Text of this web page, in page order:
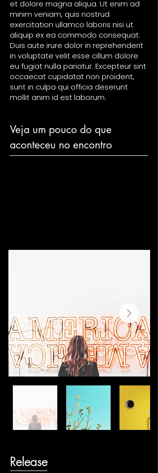
et dolore magna aliqua. Ut enim ad
minim veniam, quis nostrud
exercitation ullamco laboris nisi ut
aliquip ex ea commodo consequat.
Duis aute irure dolor in reprehenderit
in voluptate velit esse cillum dolore
eu fugiat nulla pariatur. Excepteur sint
occaecat cupidatat non proident,
sunt in culpa qui officia deserunt
mollit anim id est laborum.
Veja um pouco do que
aconteceu no encontro
Release